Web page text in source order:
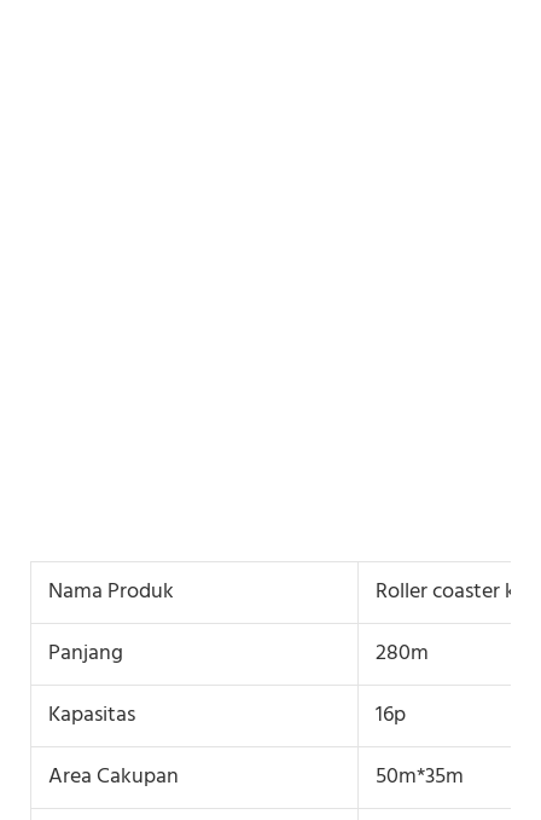
Nama Produk
Roller coaster
Panjang
280m
Kapasitas
16p
Area Cakupan
50m*35m